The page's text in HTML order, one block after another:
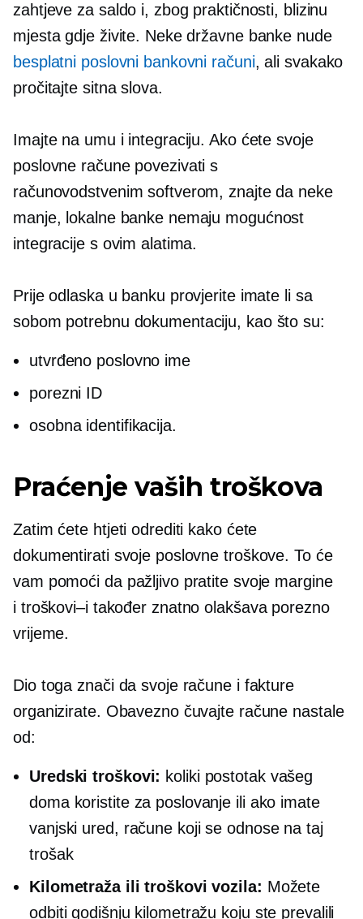
zahtjeve za saldo i, zbog praktičnosti, blizinu
mjesta gdje živite. Neke državne banke nude
besplatni poslovni bankovni računi, ali svakako
pročitajte sitna slova.
Imajte na umu i integraciju. Ako ćete svoje
poslovne račune povezivati ​​s
računovodstvenim softverom, znajte da neke
manje, lokalne banke nemaju mogućnost
integracije s ovim alatima.
Prije odlaska u banku provjerite imate li sa
sobom potrebnu dokumentaciju, kao što su:
utvrđeno poslovno ime
porezni ID
osobna identifikacija.
Praćenje vaših troškova
Zatim ćete htjeti odrediti kako ćete
dokumentirati svoje poslovne troškove. To će
vam pomoći da pažljivo pratite svoje margine
i troškovi–itakođer znatno olakšava porezno
vrijeme.
Dio toga znači da svoje račune i fakture
organizirate. Obavezno čuvajte račune nastale
od:
Uredski troškovi: koliki postotak vašeg
doma koristite za poslovanje ili ako imate
vanjski ured, račune koji se odnose na taj
trošak
Kilometraža ili troškovi vozila: Možete
odbiti godišnju kilometražu koju ste prevalili